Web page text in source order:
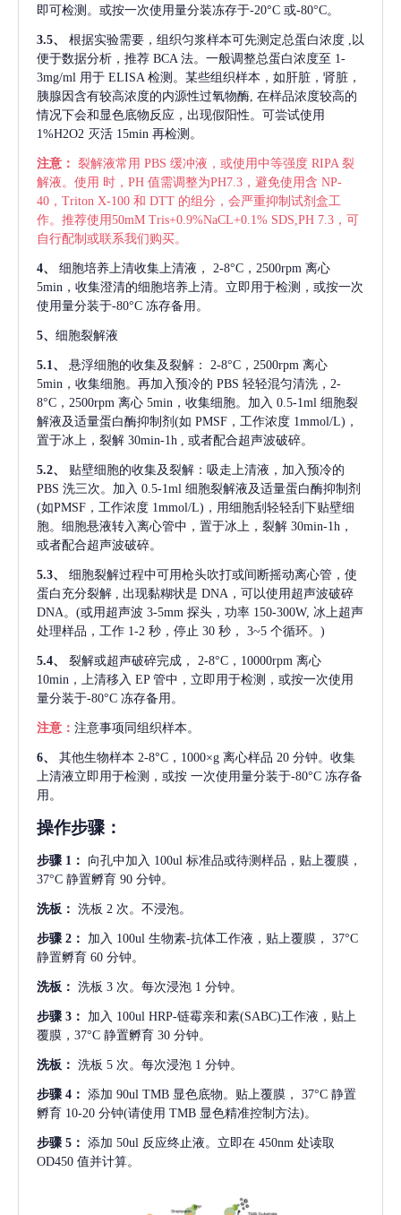
即可检测。或按一次使用量分装冻存于-20°C 或-80°C。
3.5、 根据实验需要，组织匀浆样本可先测定总蛋白浓度
,以
便于数据分析，推荐 BCA 法。一般调整总蛋白浓度至 1-
3mg/ml 用于 ELISA 检测。某些组织样本，如肝脏，肾脏，
胰腺因含有较高浓度的内源性过氧物酶, 在样品浓度较高的
情况下会和显色底物反应，出现假阳性。可尝试使用
1%H2O2 灭活 15min 再检测。
注意： 裂解液常用 PBS 缓冲液，或使用中等强度 RIPA 裂
解液。使用 时，PH 值需调整为PH7.3，避免使用含 NP-
40，Triton X-100 和 DTT 的组分，会严重抑制试剂盒工
作。推荐使用50mM Tris+0.9%NaCL+0.1% SDS,PH 7.3，可
自行配制或联系我们购买。
4、 细胞培养上清收集上清液，
2-8°C，2500rpm 离心
5min，收集澄清的细胞培养上清。立即用于检测，或按一次
使用量分装于-80°C 冻存备用。
5、 细胞裂解液
5.1、 悬浮细胞的收集及裂解：
2-8°C，2500rpm 离心
5min，收集细胞。再加入预冷的 PBS 轻轻混匀清洗，2-
8°C，2500rpm 离心 5min，收集细胞。加入 0.5-1ml 细胞裂
解液及适量蛋白酶抑制剂(如 PMSF，工作浓度 1mmol/L)，
置于冰上，裂解 30min-1h , 或者配合超声波破碎。
5.2、
贴壁细胞的收集及裂解：吸走上清液，加入预冷的
PBS 洗三次。加入 0.5-1ml 细胞裂解液及适量蛋白酶抑制剂
(如PMSF，工作浓度 1mmol/L)，用细胞刮轻轻刮下贴壁细
胞。细胞悬液转入离心管中，置于冰上，裂解 30min-1h，
或者配合超声波破碎。
5.3、
细胞裂解过程中可用枪头吹打或间断摇动离心管，使
蛋白充分裂解
, 出现黏糊状是 DNA，可以使用超声波破碎
DNA。(或用超声波 3-5mm 探头，功率 150-300W, 冰上超声
处理样品，工作 1-2 秒，停止 30 秒， 3~5 个循环。)
5.4、 裂解或超声破碎完成，
2-8°C，10000rpm 离心
10min，上清移入 EP 管中，立即用于检测，或按一次使用
量分装于-80°C 冻存备用。
注意： 注意事项同组织样本。
6、 其他生物样本 2-8°C，1000×g 离心样品 20 分钟。收集
上清液立即用于检测，或按 一次使用量分装于-80°C 冻存备
用。
操作步骤：
步骤 1： 向孔中加入 100ul 标准品或待测样品，贴上覆膜，
37°C 静置孵育 90 分钟。
洗板： 洗板 2 次。不浸泡。
步骤 2： 加入 100ul 生物素-抗体工作液，贴上覆膜， 37°C
静置孵育 60 分钟。
洗板： 洗板 3 次。每次浸泡 1 分钟。
步骤 3： 加入 100ul HRP-链霉亲和素(SABC)工作液，贴上
覆膜，37°C 静置孵育 30 分钟。
洗板： 洗板 5 次。每次浸泡 1 分钟。
步骤 4： 添加 90ul TMB 显色底物。贴上覆膜， 37°C 静置
孵育 10-20 分钟(请使用 TMB 显色精准控制方法)。
步骤 5： 添加 50ul 反应终止液。立即在 450nm 处读取
OD450 值并计算。